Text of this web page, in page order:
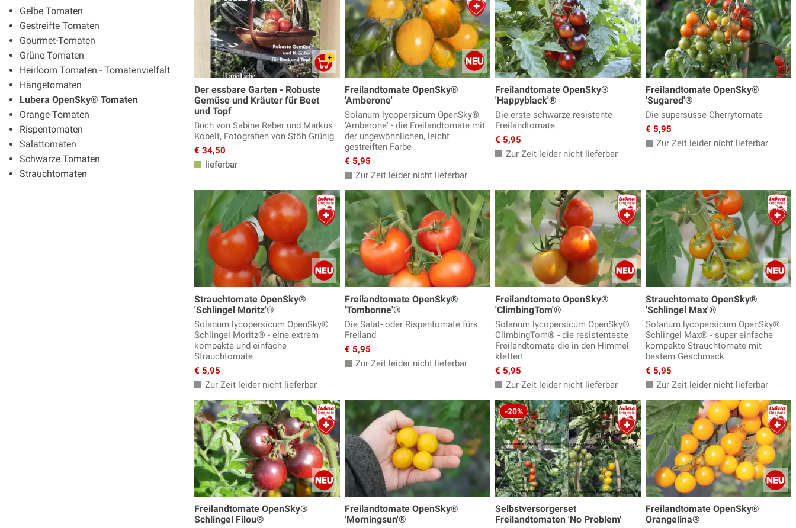
Gelbe Tomaten
Gestreifte Tomaten
Gourmet-Tomaten
Grüne Tomaten
Heirloom Tomaten - Tomatenvielfalt
Hängetomaten
Lubera OpenSky® Tomaten
Orange Tomaten
Rispentomaten
Salattomaten
Schwarze Tomaten
Strauchtomaten
Der essbare Garten - Robuste
Gemüse und Kräuter für Beet
und Topf
Buch von Sabine Reber und Markus
Kobelt, Fotografien von Stöh Grünig
€ 34,50
lieferbar
Freilandtomate OpenSky®
'Amberone'
Solanum lycopersicum OpenSky®
'Amberone' - die Freilandtomate mit
der ungewöhnlichen, leicht
gestreiften Farbe
€ 5,95
Zur Zeit leider nicht lieferbar
Freilandtomate OpenSky®
'Happyblack'®
Die erste schwarze resistente
Freilandtomate
€ 5,95
Zur Zeit leider nicht lieferbar
Freilandtomate OpenSky®
'Sugared'®
Die supersüsse Cherrytomate
€ 5,95
Zur Zeit leider nicht lieferbar
Strauchtomate OpenSky®
'Schlingel Moritz'®
Solanum lycopersicum OpenSky®
Schlingel Moritz® - eine extrem
kompakte und einfache
Strauchtomate
€ 5,95
Zur Zeit leider nicht lieferbar
Freilandtomate OpenSky®
'Tombonne'®
Die Salat- oder Rispentomate fürs
Freiland
€ 5,95
Zur Zeit leider nicht lieferbar
Freilandtomate OpenSky®
'ClimbingTom'®
Solanum lycopersicum OpenSky®
ClimbingTom® - die resistenteste
Freilandtomate die in den Himmel
klettert
€ 5,95
Zur Zeit leider nicht lieferbar
Strauchtomate OpenSky®
'Schlingel Max'®
Solanum lycopersicum OpenSky®
Schlingel Max® - super einfache
kompakte Strauchtomate mit
bestem Geschmack
€ 5,95
Zur Zeit leider nicht lieferbar
Freilandtomate OpenSky®
Schlingel Filou®
Freilandtomate OpenSky®
'Morningsun'®
-20%
Selbstversorgerset
Freilandtomaten 'No Problem'
Freilandtomate OpenSky®
Orangelina®